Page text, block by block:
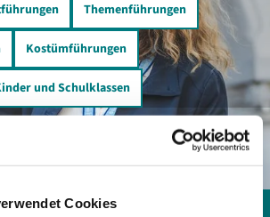
Cookies
Themenführungen
Kostümführungen
und Schulklassen